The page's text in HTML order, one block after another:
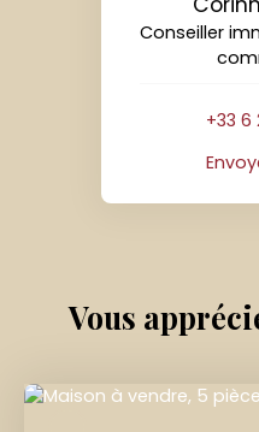
Conseiller
+33 6
Vous